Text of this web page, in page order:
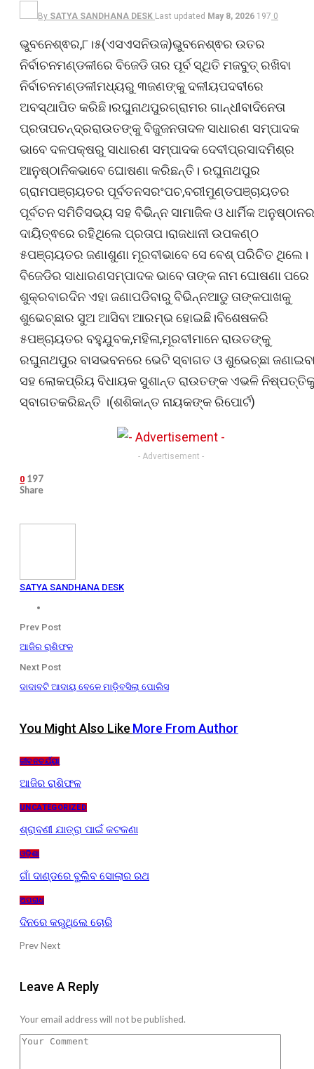
By SATYA SANDHANA DESK Last updated May 8, 2026 197 0
ଭୁବନେଶ୍ଵର,୮।୫(ଏସଏସନିଉଜ)ଭୁବନେଶ୍ଵର ଉତର
ନିର୍ବାଚନମଣ୍ଡଳୀରେ ବିଜେଡି ତାର ପୂର୍ବ ସ୍ଥିତି ମଜବୁତ୍ ରଖିବା
ନିର୍ବାଚନମଣ୍ଡଳୀମଧ୍ୟରୁ ୩ଜଣଙ୍କୁ ଦଳୀୟପଦବୀରେ
ଅବସ୍ଥାପିତ କରିଛି।ରଘୁନାଥପୁରଗ୍ରାମର ଗାନ୍ଧୀବାଦିନେତା
ପ୍ରତାପଚନ୍ଦ୍ରରାଉତଙ୍କୁ ବିଜୁଜନତାଦଳ ସାଧାରଣ ସମ୍ପାଦକ
ଭାବେ ଦଳପକ୍ଷରୁ ସାଧାରଣ ସମ୍ପାଦକ ଦେବୀପ୍ରସାଦମିଶ୍ର
ଆନୁଷ୍ଠାନିକଭାବେ ଘୋଷଣା କରିଛନ୍ତି। ରଘୁନାଥପୁର
ଗ୍ରାମପଞ୍ଚାୟତର ପୂର୍ବତନସରଂପଚ,ବରୀମୁଣ୍ଡପଞ୍ଚାୟତର
ପୂର୍ବତନ ସମିତିସଭ୍ୟ ସହ ବିଭିନ୍ନ ସାମାଜିକ ଓ ଧାର୍ମିକ ଅନୁଷ୍ଠାନର
ଦାୟିତ୍ଵରେ ରହିଥିଲେ ପ୍ରତାପ।ରାଜଧାନୀ ଉପକଣ୍ଠ
୫ପଞ୍ଚାୟତର ଜଣାଶୁଣା ମୂରବୀଭାବେ ସେ ବେଶ୍ ପରିଚିତ ଥିଲେ।
ବିଜେଡିର ସାଧାରଣସମ୍ପାଦକ ଭାବେ ତାଙ୍କ ନାମ ଘୋଷଣା ପରେ
ଶୁକ୍ରବାରଦିନ ଏହା ଜଣାପଡିବାରୁ ବିଭିନ୍ନଆଡୁ ତାଙ୍କପାଖକୁ
ଶୁଭେଚ୍ଛାର ସୁଅ ଆସିବା ଆରମ୍ଭ ହୋଇଛି।ବିଶେଷକରି
୫ପଞ୍ଚାୟତର ବହୁଯୁବକ,ମହିଳା,ମୂରବୀମାନେ ରାଉତଙ୍କୁ
ରଘୁନାଥପୁର ବାସଭବନରେ ଭେଟି ସ୍ବାଗତ ଓ ଶୁଭେଚ୍ଛା
ସହ ଲୋକପ୍ରିୟ ବିଧାୟକ ସୁଶାନ୍ତ ରାଉତଙ୍କ ଏଭଳି
ସ୍ବାଗତକରିଛନ୍ତି ।(ଶଶିକାନ୍ତ ନାୟକଙ୍କ ରିପୋର୍ଟ)
- Advertisement -
0 197
Share
SATYA SANDHANA DESK
Prev Post
ଆଜିର ରାଶିଫଳ
Next Post
ଦାଦାବଟି ଆଦାୟ ବେଳେ ମାଡ଼ିବସିଲା ପୋଲିସ
You Might Also Like More From Author
ଜୀବନଚର୍ଯ୍ୟା
ଆଜିର ରାଶିଫଳ
UNCATEGORIZED
ଶ୍ରାବଣୀ ଯାତ୍ରା ପାଇଁ କଟକଣା
ଓଡ଼ିଶା
ଗାଁ ଦାଣ୍ଡରେ ବୁଲିବ ସୋଲାର ରଥ
ଅପରାଧ
ଦିନରେ କରୁଥିଲେ ଚୋରି
PrevNext
Leave A Reply
Your email address will not be published.